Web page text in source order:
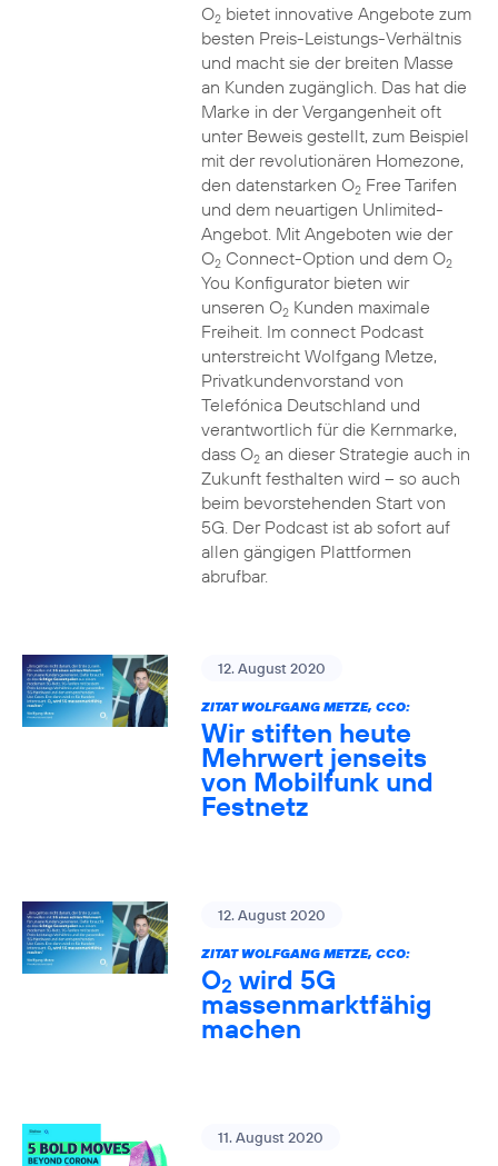
O2bietet innovative Angebote zum
besten Preis-Leistungs-Verhältnis
und macht sie der breiten Masse
an Kunden zugänglich. Das hat die
Marke in der Vergangenheit oft
unter Beweis gestellt, zum Beispiel
mit der revolutionären Homezone,
den datenstarken O2Free Tarifen
und dem neuartigen Unlimited-
Angebot. Mit Angeboten wie der
O2Connect-Option und dem O2
You Konfigurator bieten wir
unseren O2Kunden maximale
Freiheit. Im connect Podcast
unterstreicht Wolfgang Metze,
Privatkundenvorstand von
Telefónica Deutschland und
verantwortlich für die Kernmarke,
dass O2an dieser Strategie auch in
Zukunft festhalten wird – so auch
beim bevorstehenden Start von
5G. Der Podcast ist ab sofort auf
allen gängigen Plattformen
abrufbar.
12. August 2020
ZITAT WOLFGANG METZE, CCO:
Wir stiften heute
Mehrwert jenseits
von Mobilfunk und
Festnetz
12. August 2020
ZITAT WOLFGANG METZE, CCO:
O2 wird 5G
massenmarktfähig
machen
11. August 2020